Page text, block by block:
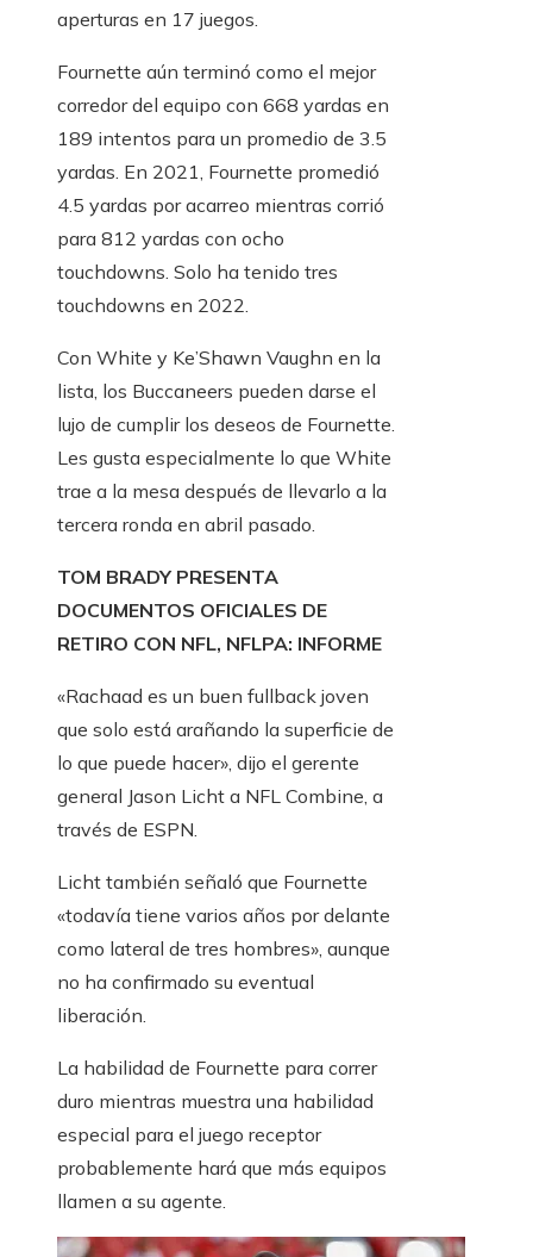
aperturas en 17 juegos.
Fournette aún terminó como el mejor
corredor del equipo con 668 yardas en
189 intentos para un promedio de 3.5
yardas. En 2021, Fournette promedió
4.5 yardas por acarreo mientras corrió
para 812 yardas con ocho
touchdowns. Solo ha tenido tres
touchdowns en 2022.
Con White y Ke’Shawn Vaughn en la
lista, los Buccaneers pueden darse el
lujo de cumplir los deseos de Fournette.
Les gusta especialmente lo que White
trae a la mesa después de llevarlo a la
tercera ronda en abril pasado.
TOM BRADY PRESENTA
DOCUMENTOS OFICIALES DE
RETIRO CON NFL, NFLPA: INFORME
«Rachaad es un buen fullback joven
que solo está arañando la superficie de
lo que puede hacer», dijo el gerente
general Jason Licht a NFL Combine, a
través de ESPN.
Licht también señaló que Fournette
«todavía tiene varios años por delante
como lateral de tres hombres», aunque
no ha confirmado su eventual
liberación.
La habilidad de Fournette para correr
duro mientras muestra una habilidad
especial para el juego receptor
probablemente hará que más equipos
llamen a su agente.